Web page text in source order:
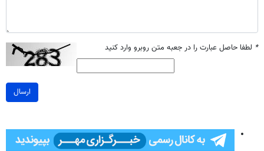
* لطفا حاصل عبارت را در جعبه متن روبرو وارد کنید
ارسال